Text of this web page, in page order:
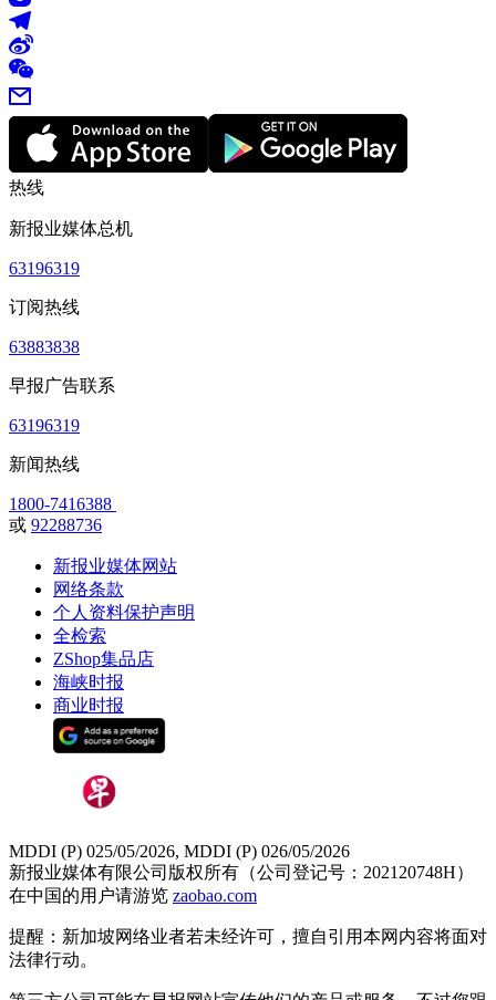
热线
新报业媒体总机
63196319
订阅热线
63883838
早报广告联系
63196319
新闻热线
1800-7416388
或 92288736
新报业媒体网站
网络条款
个人资料保护声明
全检索
ZShop集品店
海峡时报
商业时报
MDDI (P) 025/05/2026, MDDI (P) 026/05/2026
新报业媒体有限公司版权所有（公司登记号：202120748H）
在中国的用户请游览 zaobao.com
提醒：新加坡网络业者若未经许可，擅自引用本网内容将面对
法律行动。